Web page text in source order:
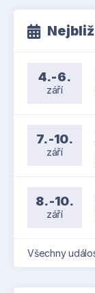
4.-6.
září
7.-10.
září
8.-10.
září
Všechny